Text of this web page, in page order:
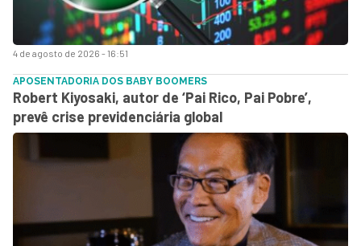
4 de agosto de 2026 - 16:51
APOSENTADORIA DOS BABY BOOMERS
Robert Kiyosaki, autor de ‘Pai Rico, Pai Pobre’,
prevê crise previdenciária global